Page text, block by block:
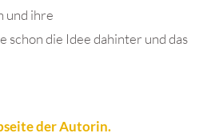
und ihre
schon die Idee dahinter und das
der Autorin.